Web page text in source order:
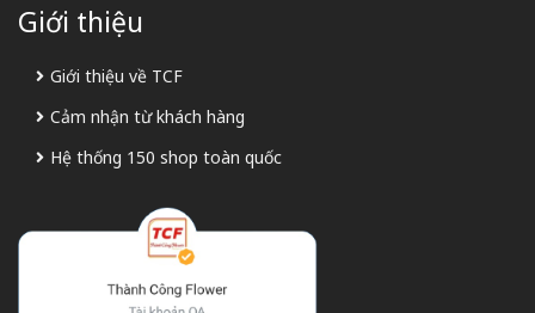
Giới thiệu
Giới thiệu về TCF
Cảm nhận từ khách hàng
Hệ thống 150 shop toàn quốc